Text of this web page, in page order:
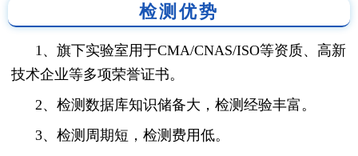
检测优势
1、旗下实验室用于CMA/CNAS/ISO等资质、高新
技术企业等多项荣誉证书。
2、检测数据库知识储备大，检测经验丰富。
3、检测周期短，检测费用低。